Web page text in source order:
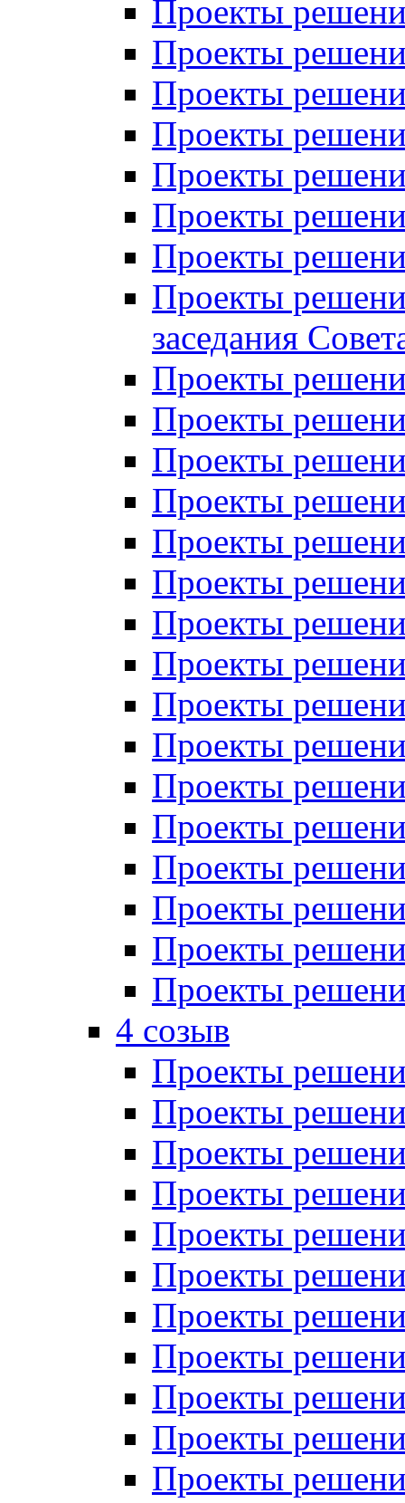
Проекты
Проекты
Проекты
Проекты
Проекты
Проекты
Проекты
Проекты
заседания
Проекты
Проекты
Проекты
Проекты
Проекты
Проекты
Проекты
Проекты
Проекты
Проекты
Проекты
Проекты
Проекты
Проекты
Проекты
Проекты
4 созыв
Проекты
Проекты
Проекты
Проекты
Проекты
Проекты
Проекты
Проекты
Проекты
Проекты
Проекты